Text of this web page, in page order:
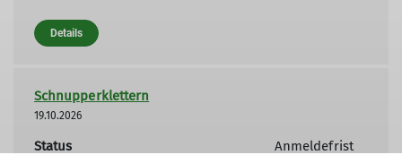
Details
Schnupperklettern
19.10.2026
Status
Anmeldefrist